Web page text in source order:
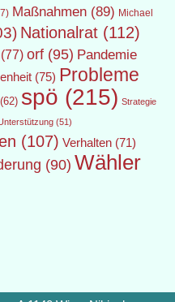
Maßnahmen (89) Michael
Nationalrat (112)
(77) orf (95) Pandemie
(75) Probleme
(62) spö (215) Strategie
(51)
(107) Verhalten (71)
(90) Wähler